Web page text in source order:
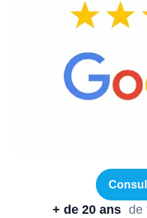
+ de 20 ans de